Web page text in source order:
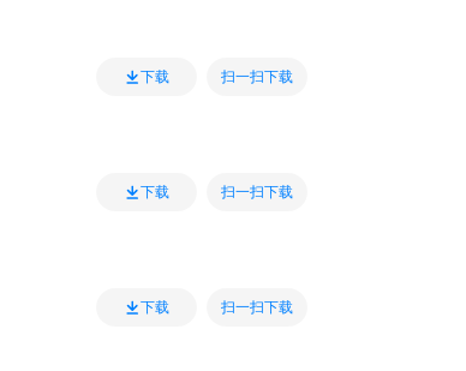
下载 扫一扫下载
下载 扫一扫下载
下载 扫一扫下载